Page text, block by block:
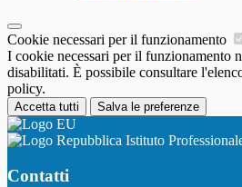
Cookie necessari per il funzionamento
I cookie necessari per il funzionamento
disabilitati. È possibile consultare
policy.
Accetta tutti Salva le preferenze
Istituto
Contatti